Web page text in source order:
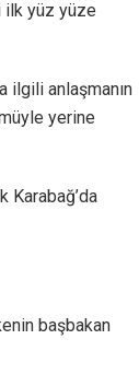
ilk yüz yüze
ilgili anlaşmanın
yerine
Karabağ’da
başbakan